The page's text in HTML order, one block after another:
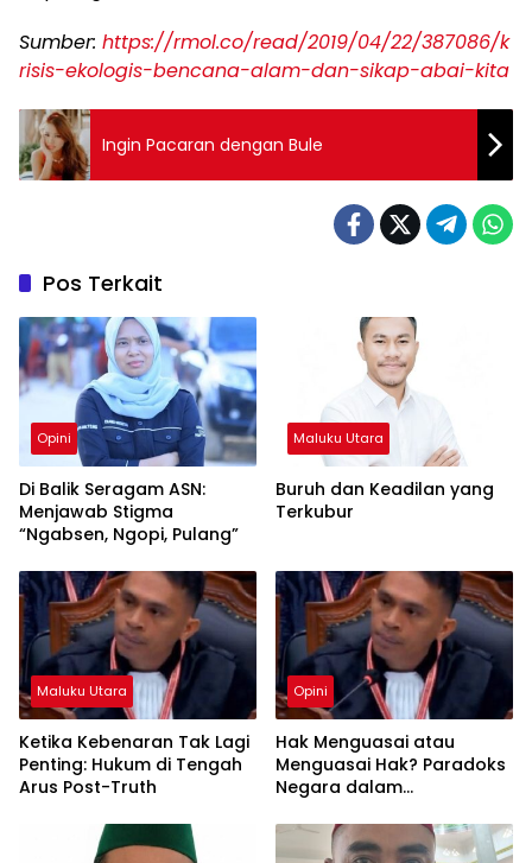
Sumber: https://rmol.co/read/2019/04/22/387086/k
risis-ekologis-bencana-alam-dan-sikap-abai-kita
Ingin Pacaran dengan Bule
Pos Terkait
Opini
Di Balik Seragam ASN:
Menjawab Stigma
“Ngabsen, Ngopi, Pulang”
Maluku Utara
Buruh dan Keadilan yang
Terkubur
Maluku Utara
Ketika Kebenaran Tak Lagi
Penting: Hukum di Tengah
Arus Post-Truth
Opini
Hak Menguasai atau
Menguasai Hak? Paradoks
Negara dalam
Alam